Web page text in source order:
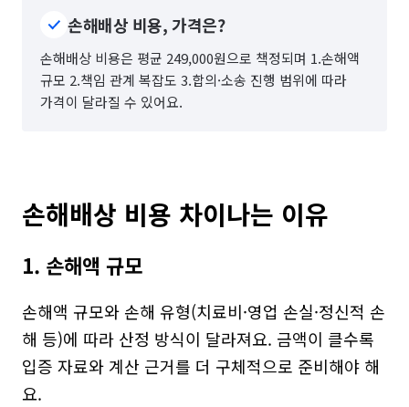
손해배상 비용, 가격은?
손해배상 비용은 평균 249,000원으로 책정되며 1.손해액
규모 2.책임 관계 복잡도 3.합의·소송 진행 범위에 따라
가격이 달라질 수 있어요.
손해배상 비용 차이나는 이유
1. 손해액 규모
손해액 규모와 손해 유형(치료비·영업 손실·정신적 손
해 등)에 따라 산정 방식이 달라져요. 금액이 클수록
입증 자료와 계산 근거를 더 구체적으로 준비해야 해
요.